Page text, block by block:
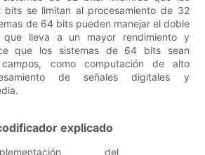
se limitan al procesamiento de 32
de 64 bits pueden manejar el doble
lleva a un mayor rendimiento y
que los sistemas de 64 bits sean
como computación de alto
de señales digitales y
explicado